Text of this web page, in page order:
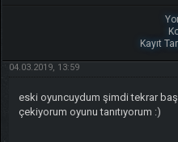
Kayıt
04.03.2019, 13:59
eski oyuncuydum şimdi tekrar
çekiyorum oyunu tanıtıyorum :)